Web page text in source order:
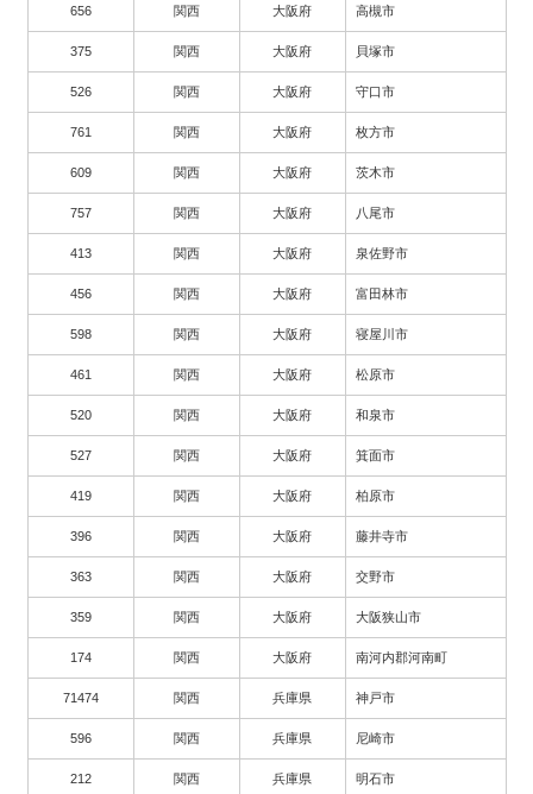
656 関西 大阪府 高槻市
375 関西 大阪府 貝塚市
526 関西 大阪府 守口市
761 関西 大阪府 枚方市
609 関西 大阪府 茨木市
757 関西 大阪府 八尾市
413 関西 大阪府 泉佐野市
456 関西 大阪府 富田林市
598 関西 大阪府 寝屋川市
461 関西 大阪府 松原市
520 関西 大阪府 和泉市
527 関西 大阪府 箕面市
419 関西 大阪府 柏原市
396 関西 大阪府 藤井寺市
363 関西 大阪府 交野市
359 関西 大阪府 大阪狭山市
174 関西 大阪府 南河内郡河南町
71474 関西 兵庫県 神戸市
596 関西 兵庫県 尼崎市
212 関西 兵庫県 明石市